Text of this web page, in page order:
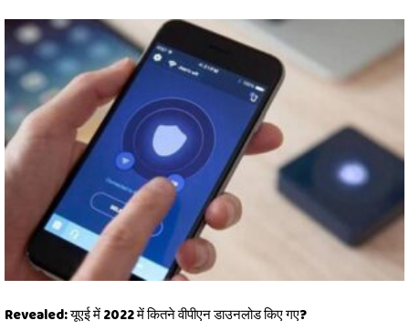
Revealed: यूएई में 2022 में कितने वीपीएन डाउनलोड किए गए?